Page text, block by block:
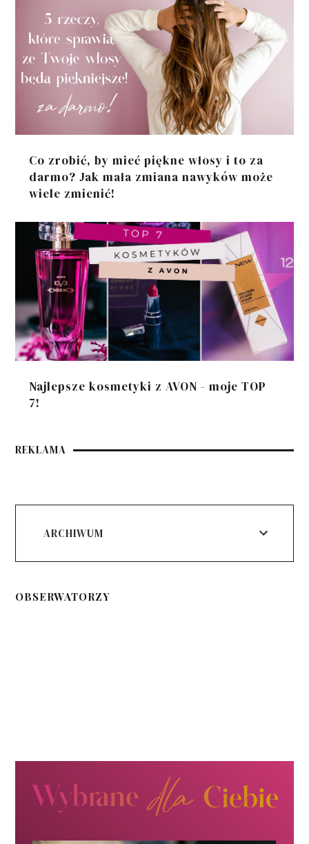
Co zrobić, by mieć piękne włosy i to za
darmo? Jak mała zmiana nawyków może
wiele zmienić!
Najlepsze kosmetyki z AVON - moje TOP
7!
REKLAMA
ARCHIWUM
OBSERWATORZY